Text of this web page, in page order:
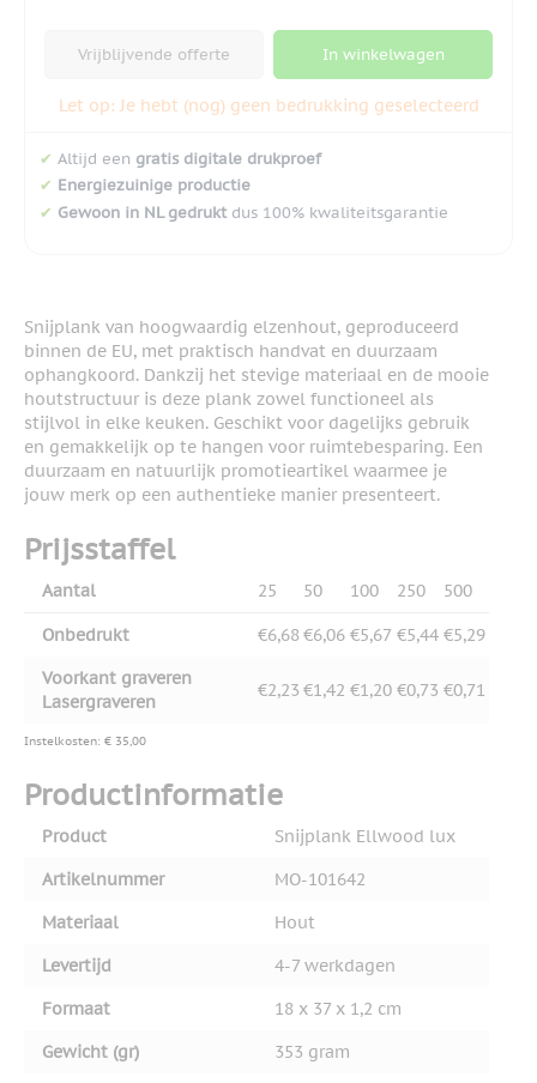
Vrijblijvende offerte In winkelwagen
Let op: Je hebt (nog) geen bedrukking geselecteerd
✔ Altijd een gratis digitale drukproef
✔ Energiezuinige productie
✔ Gewoon in NL gedruktdus 100% kwaliteitsgarantie
Snijplank van hoogwaardig elzenhout, geproduceerd
binnen de EU, met praktisch handvat en duurzaam
ophangkoord. Dankzij het stevige materiaal en de mooie
houtstructuur is deze plank zowel functioneel als
stijlvol in elke keuken. Geschikt voor dagelijks gebruik
en gemakkelijk op te hangen voor ruimtebesparing. Een
duurzaam en natuurlijk promotieartikel waarmee je
jouw merk op een authentieke manier presenteert.
Prijsstaffel
Aantal 25 50 100 250 500
Onbedrukt €6,68 €6,06 €5,67 €5,44 €5,29
Voorkant graveren
Lasergraveren
€2,23 €1,42 €1,20 €0,73 €0,71
Instelkosten: € 35,00
Productinformatie
Product
Snijplank Ellwood lux
Artikelnummer
MO-101642
Materiaal
Hout
Levertijd
4-7 werkdagen
Formaat
18 x 37 x 1,2 cm
Gewicht (gr)
353 gram